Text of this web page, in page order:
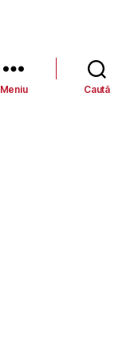
Meniu Caută